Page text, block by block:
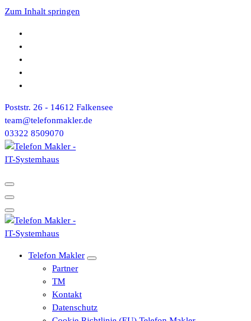
Zum Inhalt springen
Poststr. 26 - 14612 Falkensee
team@telefonmakler.de
03322 8509070
Telefon Makler
Partner
TM
Kontakt
Datenschutz